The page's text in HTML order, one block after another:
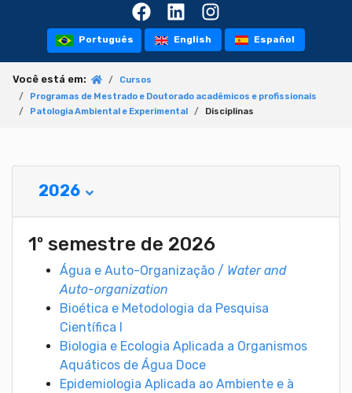
Português English Español
Você está em:
Cursos
Programas de Mestrado e Doutorado acadêmicos e profissionais
Patologia Ambiental e Experimental
Disciplinas
2026
1º semestre de 2026
Água e Auto-Organização / Water and
Auto-organization
Bioética e Metodologia da Pesquisa
Científica I
Biologia e Ecologia Aplicada a Organismos
Aquáticos de Água Doce
Epidemiologia Aplicada ao Ambiente e à